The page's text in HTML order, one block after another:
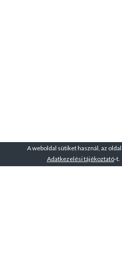
A weboldal sütiket használ, az
Adatkezelési tájékoztató-t.